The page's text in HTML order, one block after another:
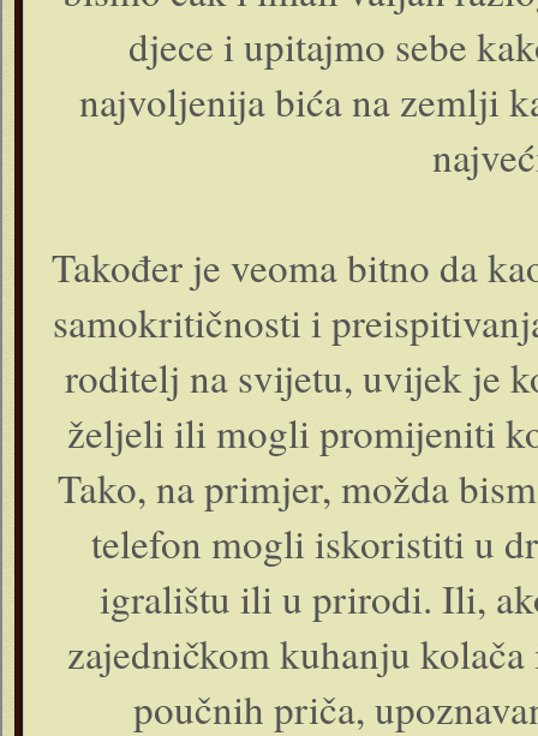
djece i upitajmo sebe
najvoljenija bića na zemlji
Također je veoma bitno da
samokritičnosti i
roditelj na svijetu, uvijek je
željeli ili mogli promijeniti
Tako, na primjer, možda
telefon mogli iskoristiti u
igralištu ili u prirodi. Ili,
zajedničkom kuhanju
poučnih priča,